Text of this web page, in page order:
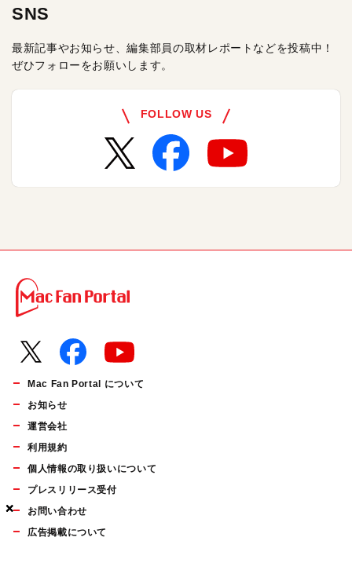
×
×
×
SNS
最新記事やお知らせ、編集部員の取材レポートなどを投稿中！
ぜひフォローをお願いします。
FOLLOW US
Mac Fan Portal について
お知らせ
運営会社
利用規約
個人情報の取り扱いについて
プレスリリース受付
お問い合わせ
広告掲載について